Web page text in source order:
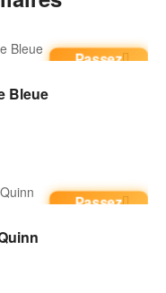
Passez
Bleue
Passez